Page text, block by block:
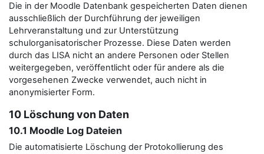
Die in der Moodle Datenbank gespeicherten Daten dienen
ausschließlich der Durchführung der jeweiligen
Lehrveranstaltung und zur Unterstützung
schulorganisatorischer Prozesse. Diese Daten werden
durch das LISA nicht an andere Personen oder Stellen
weitergegeben, veröffentlicht oder für andere als die
vorgesehenen Zwecke verwendet, auch nicht in
anonymisierter Form.
10 Löschung von Daten
10.1 Moodle Log Dateien
Die automatisierte Löschung der Protokollierung des